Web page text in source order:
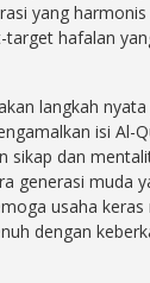
yang
hafalan
langkah
isi Al-
dan
generasi muda
usaha
dengan